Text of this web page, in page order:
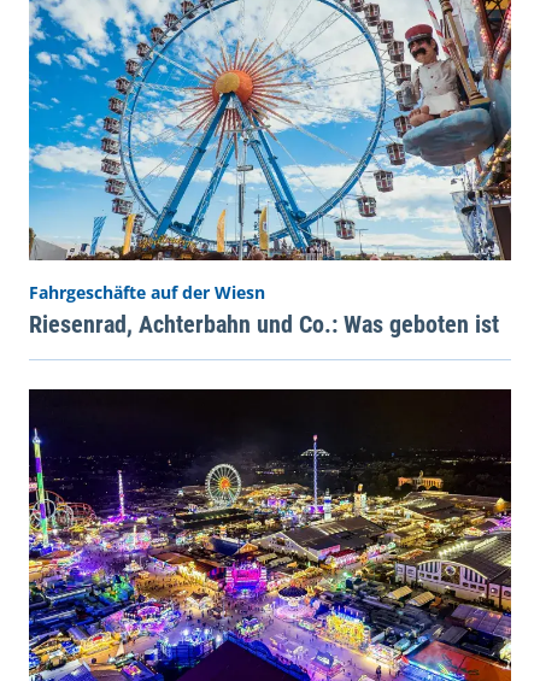
Fahrgeschäfte auf der Wiesn
Riesenrad, Achterbahn und Co.: Was geboten ist